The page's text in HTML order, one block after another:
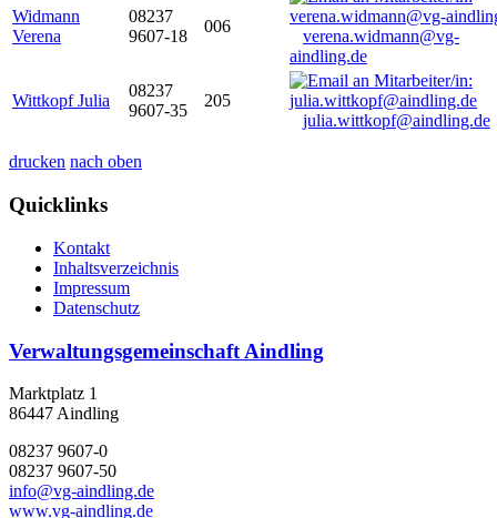
Widmann
Verena
08237
9607-18
006
verena.widmann@vg-
aindling.de
Wittkopf Julia
08237
9607-35
205
julia.wittkopf@aindling.de
drucken nach oben
Quicklinks
Kontakt
Inhaltsverzeichnis
Impressum
Datenschutz
Verwaltungsgemeinschaft Aindling
Marktplatz 1
86447 Aindling
08237 9607-0
08237 9607-50
info@vg-aindling.de
www.vg-aindling.de